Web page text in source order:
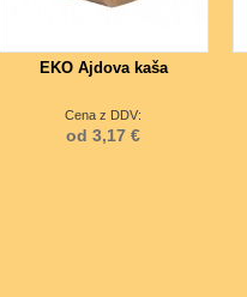
EKO Ajdova kaša
Cena z DDV:
od 3,17 €